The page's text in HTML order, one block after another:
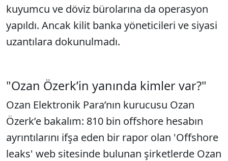
kuyumcu ve döviz bürolarına da operasyon
yapıldı. Ancak kilit banka yöneticileri ve siyasi
uzantılara dokunulmadı.
"Ozan Özerk’in yanında kimler var?"
Ozan Elektronik Para’nın kurucusu Ozan
Özerk’e bakalım: 810 bin offshore hesabın
ayrıntılarını ifşa eden bir rapor olan 'Offshore
leaks' web sitesinde bulunan şirketlerde Ozan